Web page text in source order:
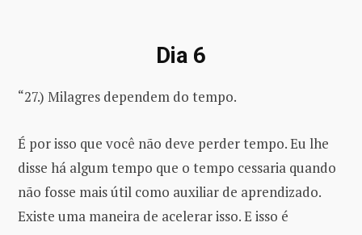
Dia 6
“27.) Milagres dependem do tempo.
É por isso que você não deve perder tempo. Eu lhe
disse há algum tempo que o tempo cessaria quando
não fosse mais útil como auxiliar de aprendizado.
Existe uma maneira de acelerar isso. E isso é